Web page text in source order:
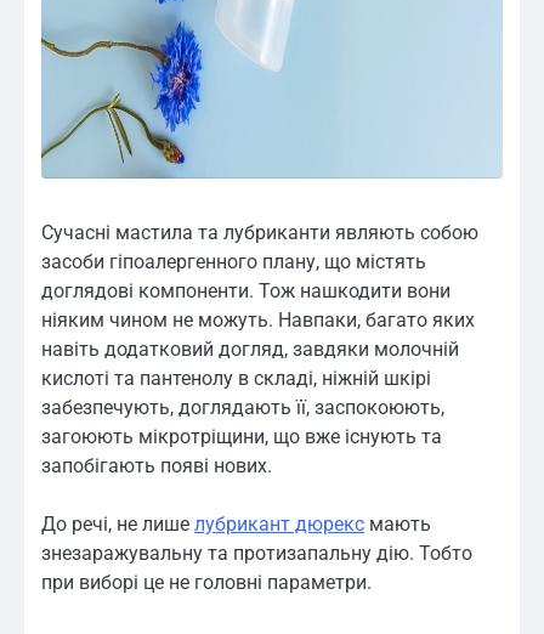
Сучасні мастила та лубриканти являють собою
засоби гіпоалергенного плану, що містять
доглядові компоненти. Тож нашкодити вони
ніяким чином не можуть. Навпаки, багато яких
навіть додатковий догляд, завдяки молочній
кислоті та пантенолу в складі, ніжній шкірі
забезпечують, доглядають її, заспокоюють,
загоюють мікротріщини, що вже існують та
запобігають появі нових.
До речі, не лише лубрикант дюрекс мають
знезаражувальну та протизапальну дію. Тобто
при виборі це не головні параметри.